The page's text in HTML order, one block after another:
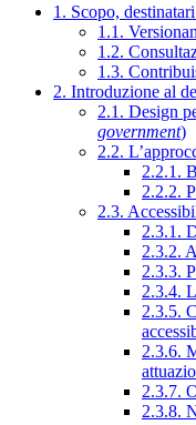
1. Scopo,
1.1.
1.2.
1.3.
2. Introduzione al
2.1. Design
government)
2.2.
2.2.1.
2.2.2.
2.3.
2.3.1.
2.3.2.
2.3.3.
2.3.4.
2.3.5.
2.3.6.
2.3.7.
2.3.8.